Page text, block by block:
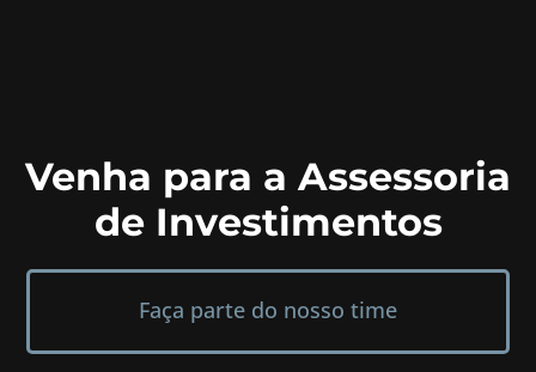
Venha para a Assessoria
de Investimentos
Faça parte do nosso time